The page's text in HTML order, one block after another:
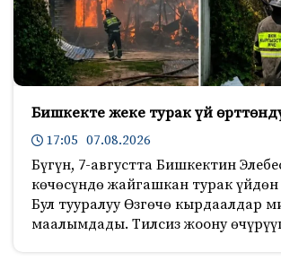
Бишкекте жеке турак үй
17:05 07.08.2026
Бүгүн, 7-августта Бишкектин
көчөсүндө жайгашкан турак
Бул тууралуу Өзгөчө кырдаалдар
маалымдады. Тилсиз жоону